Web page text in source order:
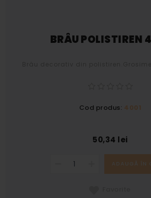
BRÂU POLISTIREN
Cod produs: 4001
50,34 lei
ADAUGĂ ÎN